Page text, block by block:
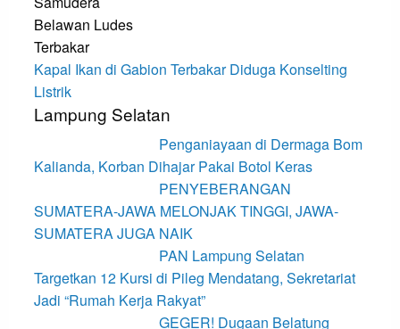
Kapal Ikan di Gabion Terbakar Diduga Konselting
Listrik
Lampung Selatan
Penganiayaan di Dermaga Bom
Kalianda, Korban Dihajar Pakai Botol Keras
PENYEBERANGAN
SUMATERA-JAWA MELONJAK TINGGI, JAWA-
SUMATERA JUGA NAIK
PAN Lampung Selatan
Targetkan 12 Kursi di Pileg Mendatang, Sekretariat
Jadi “Rumah Kerja Rakyat”
GEGER! Dugaan Belatung